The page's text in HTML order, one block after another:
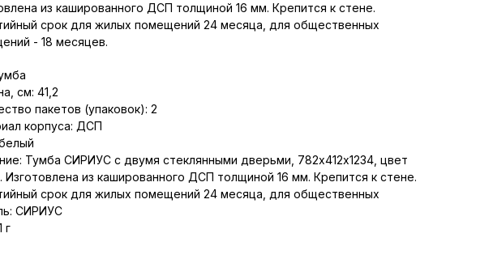
из кашированного ДСП толщиной 16 мм. Крепится к стене.
срок для жилых помещений 24 месяца, для общественных
- 18 месяцев.
см: 41,2
пакетов (упаковок): 2
корпуса: ДСП
Тумба СИРИУС с двумя стеклянными дверьми, 782х412х1234, цвет
Изготовлена из кашированного ДСП толщиной 16 мм. Крепится к стене.
срок для жилых помещений 24 месяца, для общественных
СИРИУС
г